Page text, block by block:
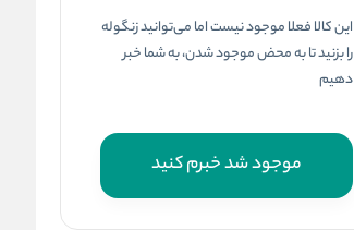
این کالا فعلا موجود نیست اما می‌توانید زنگوله
را بزنید تا به محض موجود شدن، به شما خبر
دهیم
موجود شد خبرم کنید